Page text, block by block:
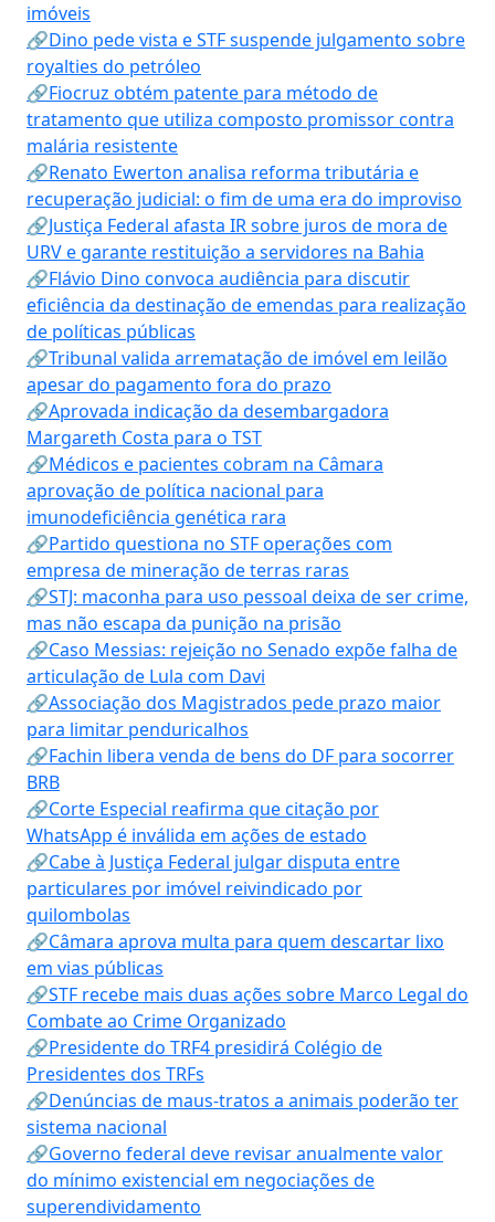
imóveis
🔗Dino pede vista e STF suspende julgamento sobre
royalties do petróleo
🔗Fiocruz obtém patente para método de
tratamento que utiliza composto promissor contra
malária resistente
🔗Renato Ewerton analisa reforma tributária e
recuperação judicial: o fim de uma era do improviso
🔗Justiça Federal afasta IR sobre juros de mora de
URV e garante restituição a servidores na Bahia
🔗Flávio Dino convoca audiência para discutir
eficiência da destinação de emendas para realização
de políticas públicas
🔗Tribunal valida arrematação de imóvel em leilão
apesar do pagamento fora do prazo
🔗Aprovada indicação da desembargadora
Margareth Costa para o TST
🔗Médicos e pacientes cobram na Câmara
aprovação de política nacional para
imunodeficiência genética rara
🔗Partido questiona no STF operações com
empresa de mineração de terras raras
🔗STJ: maconha para uso pessoal deixa de ser crime,
mas não escapa da punição na prisão
🔗Caso Messias: rejeição no Senado expõe falha de
articulação de Lula com Davi
🔗Associação dos Magistrados pede prazo maior
para limitar penduricalhos
🔗Fachin libera venda de bens do DF para socorrer
BRB
🔗Corte Especial reafirma que citação por
WhatsApp é inválida em ações de estado
🔗Cabe à Justiça Federal julgar disputa entre
particulares por imóvel reivindicado por
quilombolas
🔗Câmara aprova multa para quem descartar lixo
em vias públicas
🔗STF recebe mais duas ações sobre Marco Legal do
Combate ao Crime Organizado
🔗Presidente do TRF4 presidirá Colégio de
Presidentes dos TRFs
🔗Denúncias de maus-tratos a animais poderão ter
sistema nacional
🔗Governo federal deve revisar anualmente valor
do mínimo existencial em negociações de
superendividamento